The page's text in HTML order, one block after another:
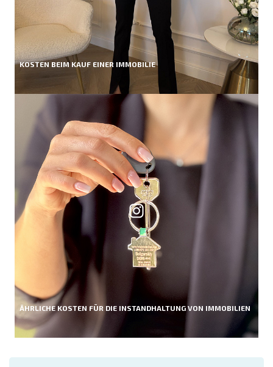
KOSTEN BEIM KAUF EINER IMMOBILIE
ÄHRLICHE KOSTEN FÜR DIE INSTANDHALTUNG VON IMMOBILIEN